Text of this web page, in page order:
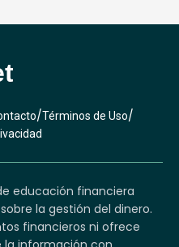
/Términos de Uso/
educación financiera
la gestión del dinero.
financieros ni ofrece